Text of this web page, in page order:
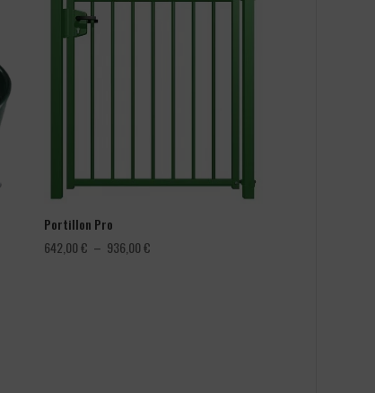
Portillon Pro
642,00€ – 936,00€